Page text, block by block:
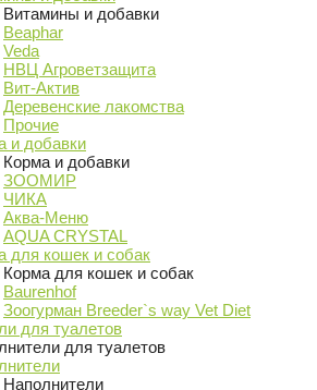
Витамины и добавки
Beaphar
Veda
НВЦ Агроветзащита
Вит-Актив
Деревенские лакомства
Прочие
и добавки
Корма и добавки
ЗООМИР
ЧИКА
Аква-Меню
AQUA CRYSTAL
для кошек и собак
Корма для кошек и собак
Baurenhof
Зоогурман Breeder`s way Vet Diet
для туалетов
для туалетов
Наполнители